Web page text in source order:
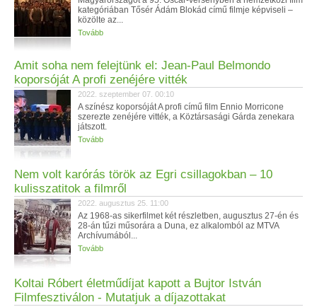
kategóriában Tősér Ádám Blokád című filmje képviseli –
közölte az...
Tovább
Amit soha nem felejtünk el: Jean-Paul Belmondo
koporsóját A profi zenéjére vitték
2022. szeptember 07. 00:10
A színész koporsóját A profi című film Ennio Morricone
szerezte zenéjére vitték, a Köztársasági Gárda zenekara
játszott.
Tovább
Nem volt karórás török az Egri csillagokban – 10
kulisszatitok a filmről
2022. augusztus 25. 11:00
Az 1968-as sikerfilmet két részletben, augusztus 27-én és
28-án tűzi műsorára a Duna, ez alkalomból az MTVA
Archívumából...
Tovább
Koltai Róbert életműdíjat kapott a Bujtor István
Filmfesztiválon - Mutatjuk a díjazottakat